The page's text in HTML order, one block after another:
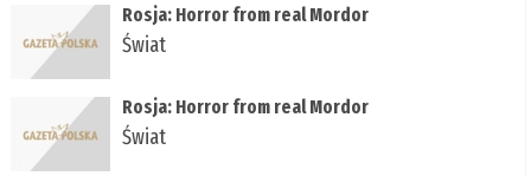
Rosja: Horror from real Mordor
Świat
Rosja: Horror from real Mordor
Świat